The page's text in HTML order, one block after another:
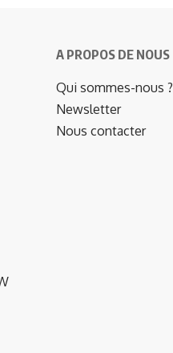
A PROPOS DE NOUS
Qui sommes-nous ?
Newsletter
Nous contacter